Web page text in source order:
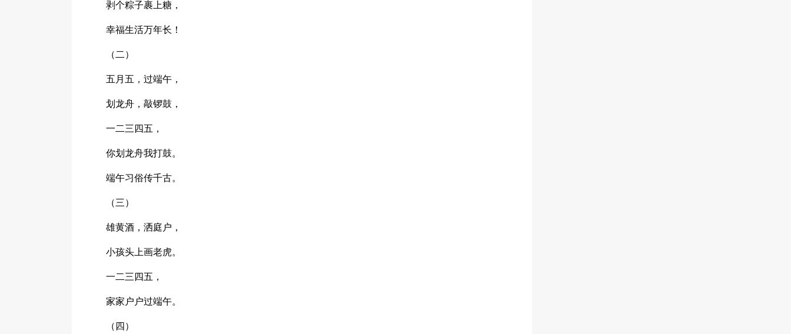
剥个粽子裹上糖，
幸福生活万年长！
（二）
五月五，过端午，
划龙舟，敲锣鼓，
一二三四五，
你划龙舟我打鼓。
端午习俗传千古。
（三）
雄黄酒，洒庭户，
小孩头上画老虎。
一二三四五，
家家户户过端午。
（四）